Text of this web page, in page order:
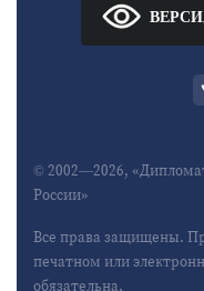
© 2002—2026,
России»
Все права защищены.
печатном или
обязательна.